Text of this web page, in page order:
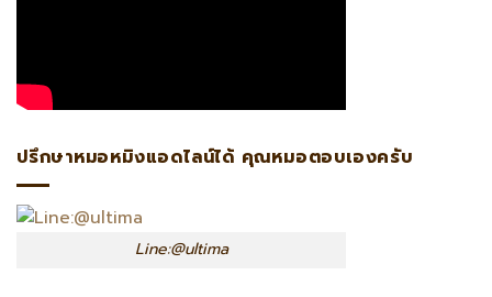
ปรึกษาหมอหมิงแอดไลน์ได้ คุณหมอตอบเองครับ
Line:@ultima